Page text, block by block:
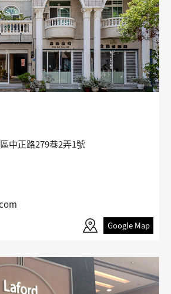
中正路279巷2弄1號
Google Map